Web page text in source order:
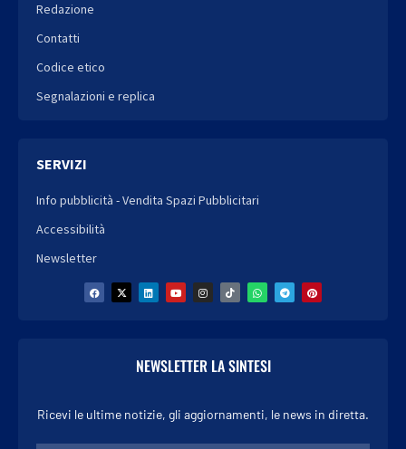
Redazione
Contatti
Codice etico
Segnalazioni e replica
SERVIZI
Info pubblicità - Vendita Spazi Pubblicitari
Accessibilità
Newsletter
NEWSLETTER LA SINTESI
Ricevi le ultime notizie, gli aggiornamenti, le news in diretta.